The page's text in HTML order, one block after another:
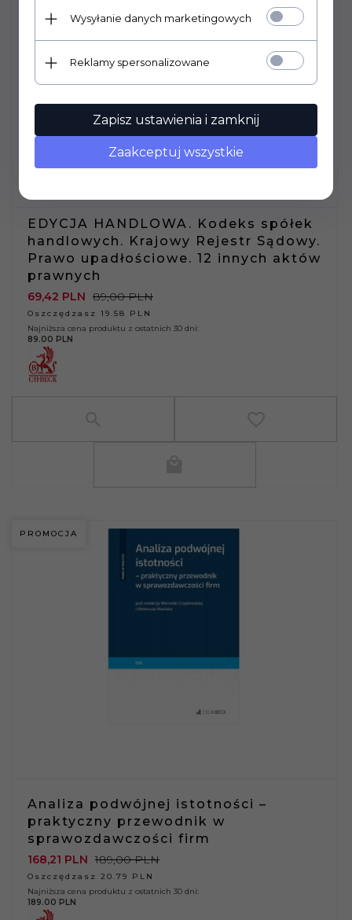
EDYCJA HANDLOWA. Kodeks spółek
handlowych. Krajowy Rejestr Sądowy.
Prawo upadłościowe. 12 innych aktów
prawnych
69,42 PLN 89,00 PLN
Oszczędzasz 19.58 PLN
Najniższa cena produktu z ostatnich 30 dni:
89.00 PLN
PROMOCJA
Analiza podwójnej istotności –
praktyczny przewodnik w
sprawozdawczości firm
168,21 PLN 189,00 PLN
Oszczędzasz 20.79 PLN
Najniższa cena produktu z ostatnich 30 dni:
189.00 PLN
Wysyłanie danych marketingowych
Reklamy spersonalizowane
Zapisz ustawienia i zamknij
Zaakceptuj wszystkie